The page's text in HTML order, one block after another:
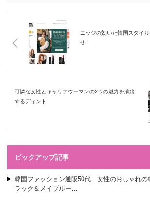
エッジの効いた韓国スタイ
せ！
可憐な女性とキャリアウーマンの2つの魅力を演出
するディント
ピックアップ記事
韓国ファッション通販50代 女性のおしゃれの
ラック＆メイブルー…